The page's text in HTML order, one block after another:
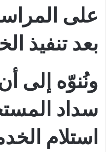
على
بعد تنفيذ
ونُنوّه إلى
سداد
استلام